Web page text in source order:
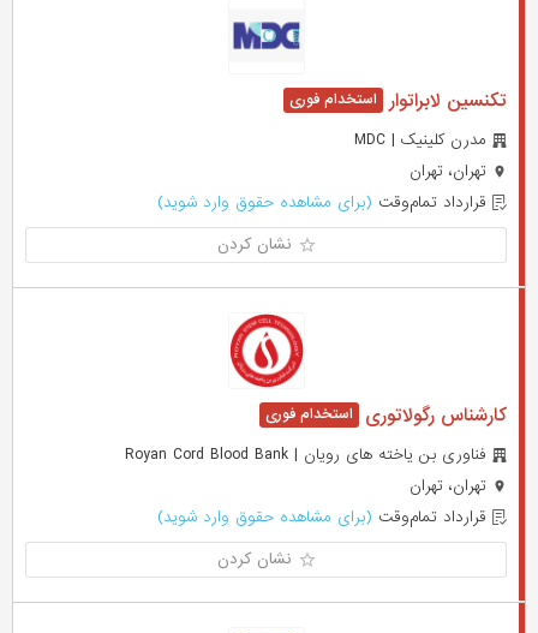
تکنسین لابراتوار
مدرن کلینیک | MDC
تهران، تهران
قرارداد تمام‌وقت (برای مشاهده حقوق وارد شوید)
نشان کردن
کارشناس رگولاتوری
فناوری بن یاخته های رویان | Royan Cord Blood Bank
تهران، تهران
قرارداد تمام‌وقت (برای مشاهده حقوق وارد شوید)
نشان کردن